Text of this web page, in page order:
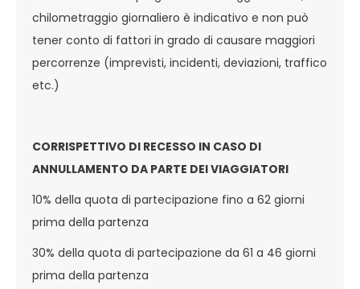
chilometraggio giornaliero è indicativo e non può
tener conto di fattori in grado di causare maggiori
percorrenze (imprevisti, incidenti, deviazioni, traffico
etc.)
CORRISPETTIVO DI RECESSO IN CASO DI
ANNULLAMENTO DA PARTE DEI VIAGGIATORI
10% della quota di partecipazione fino a 62 giorni
prima della partenza
30% della quota di partecipazione da 61 a 46 giorni
prima della partenza